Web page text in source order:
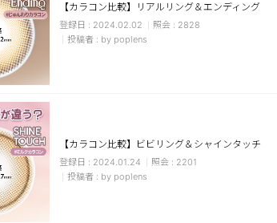
2 Weeks
3~6 Months
チョコ
ブラック
【カラコン比較】リアルリング＆エンディング
2024.02.02
2828
by poplens
【カラコン比較】ビビリング＆シャインタッチ
2024.01.24
2201
by poplens